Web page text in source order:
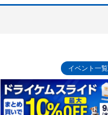
イベント一覧